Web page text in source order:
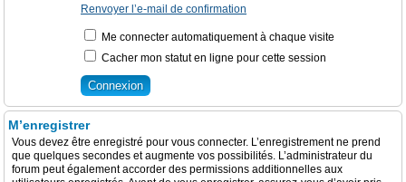
Renvoyer l’e-mail de confirmation
Me connecter automatiquement à chaque visite
Cacher mon statut en ligne pour cette session
M’enregistrer
Vous devez être enregistré pour vous connecter. L’enregistrement ne prend
que quelques secondes et augmente vos possibilités. L’administrateur du
forum peut également accorder des permissions additionnelles aux